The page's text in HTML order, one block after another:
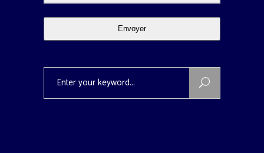
Envoyer
for: